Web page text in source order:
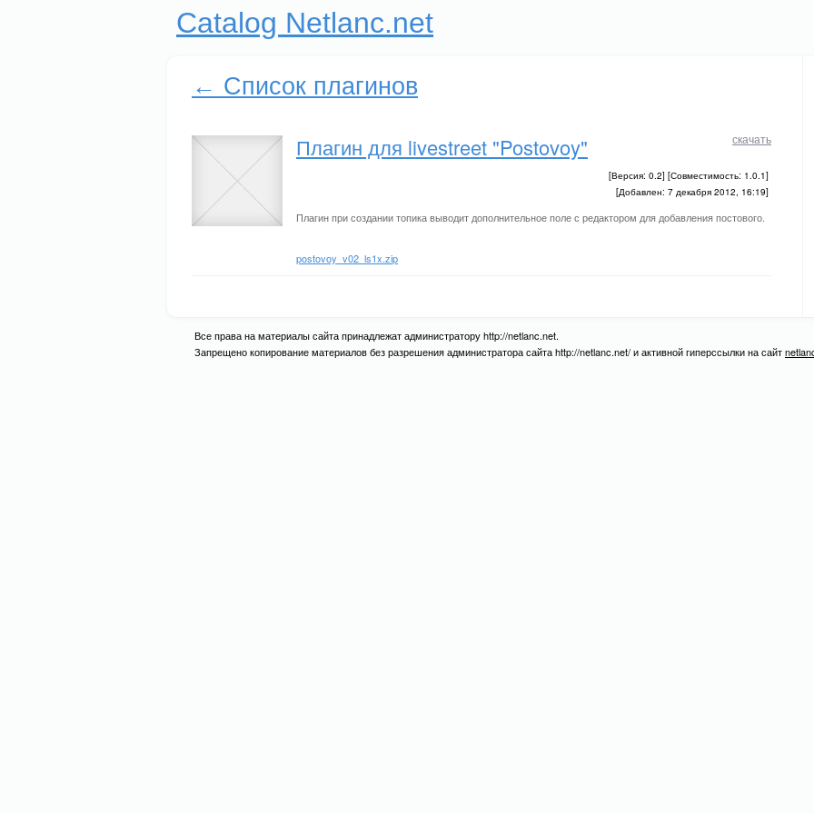
Catalog Netlanc.net
← Список плагинов
Плагин для livestreet "Postovoy" скачать
[Версия: 0.2] [Совместимость: 1.0.1]
[Добавлен: 7 декабря 2012, 16:19]
Плагин при создании топика выводит дополнительное поле с редактором для добавления постового.
postovoy_v02_ls1x.zip
Все права на материалы сайта принадлежат администратору http://netlanc.net.
Запрещено копирование материалов без разрешения администратора сайта http://netlanc.net/ и активной гиперссылки на сайт